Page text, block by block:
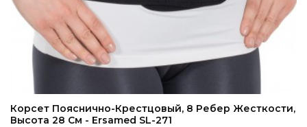
ADD TO CART
Корсет Пояснично-Крестцовый, 8 Ребер Жесткости,
Высота 28 См - Ersamed SL-271